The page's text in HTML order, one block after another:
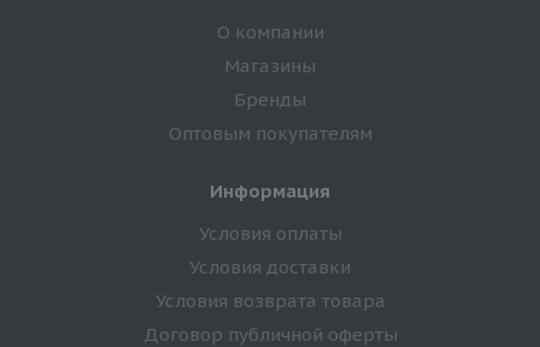
О компании
Магазины
Бренды
Оптовым покупателям
Информация
Условия оплаты
Условия доставки
Условия возврата товара
Договор публичной оферты